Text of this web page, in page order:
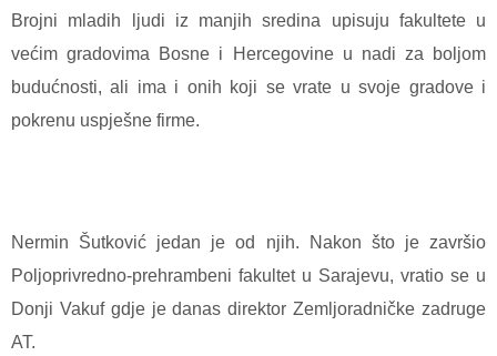
Brojni mladih ljudi iz manjih sredina upisuju fakultete u
većim gradovima Bosne i Hercegovine u nadi za boljom
budućnosti, ali ima i onih koji se vrate u svoje gradove i
pokrenu uspješne firme.
Nermin Šutković jedan je od njih. Nakon što je završio
Poljoprivredno-prehrambeni fakultet u Sarajevu, vratio se u
Donji Vakuf gdje je danas direktor Zemljoradničke zadruge
AT.